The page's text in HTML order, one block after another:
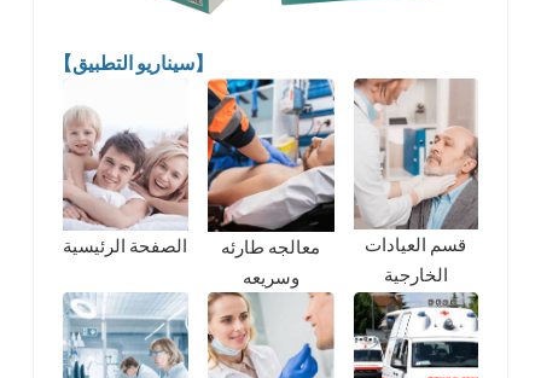
【سيناريو التطبيق】
الصفحة الرئيسية
معالجه طارئه
وسريعه
قسم العيادات
الخارجية